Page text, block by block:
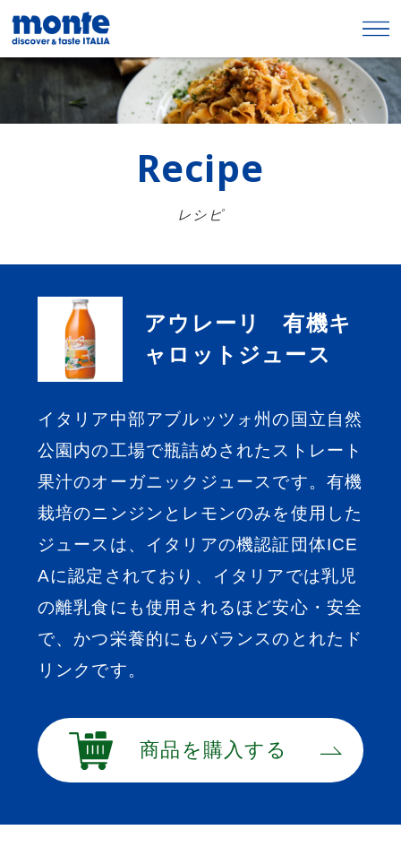
Recipe
レシピ
アウレーリ 有機キ
ャロットジュース
イタリア中部アブルッツォ州の国立自然
公園内の工場で瓶詰めされたストレート
果汁のオーガニックジュースです。有機
栽培のニンジンとレモンのみを使用した
ジュースは、イタリアの機認証団体ICE
Aに認定されており、イタリアでは乳児
の離乳食にも使用されるほど安心・安全
で、かつ栄養的にもバランスのとれたド
リンクです。
商品を購入する